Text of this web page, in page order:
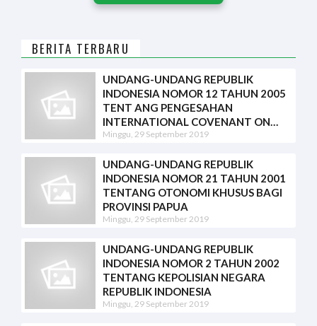
BERITA TERBARU
UNDANG-UNDANG REPUBLIK
INDONESIA NOMOR 12 TAHUN 2005
TENT ANG PENGESAHAN
INTERNATIONAL COVENANT ON
CIVIL AND POLITICAL RIGHTS
TENTANG HAK-HAK SIPIL DAN
POLITIK)
Minggu, 29 September 2019
UNDANG-UNDANG REPUBLIK
INDONESIA NOMOR 21 TAHUN 2001
TENTANG OTONOMI KHUSUS BAGI
PROVINSI PAPUA
Minggu, 29 September 2019
UNDANG-UNDANG REPUBLIK
INDONESIA NOMOR 2 TAHUN 2002
TENTANG KEPOLISIAN NEGARA
REPUBLIK INDONESIA
Minggu, 29 September 2019